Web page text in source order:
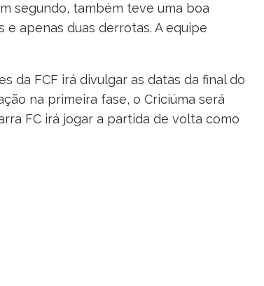
segundo, também teve uma boa
apenas duas derrotas. A equipe
da FCF irá divulgar as datas da final do
na primeira fase, o Criciúma será
FC irá jogar a partida de volta como